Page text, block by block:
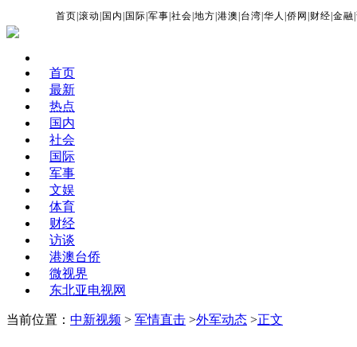
首页 |滚动 国内 国际 |军事 |社会 |地方 |港澳 台湾 |华人 |侨网 财经 |金融 |
首页
最新
热点
国内
社会
国际
军事
文娱
体育
财经
访谈
港澳台侨
微视界
东北亚电视网
当前位置： 中新视频 > 军情直击 >外军动态 >正文